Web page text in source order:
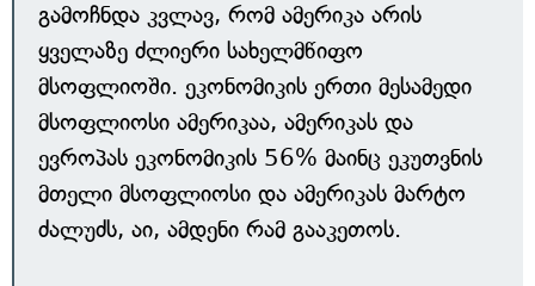
გამოჩნდა კვლავ, რომ ამერიკა არის
ყველაზე ძლიერი სახელმწიფო
მსოფლიოში. ეკონომიკის ერთი მესამედი
მსოფლიოსი ამერიკაა, ამერიკას და
ევროპას ეკონომიკის 56% მაინც ეკუთვნის
მთელი მსოფლიოსი და ამერიკას მარტო
ძალუძს, აი, ამდენი რამ გააკეთოს.